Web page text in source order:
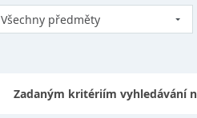
Všechny předměty
Zadaným kritériím vyhledávání